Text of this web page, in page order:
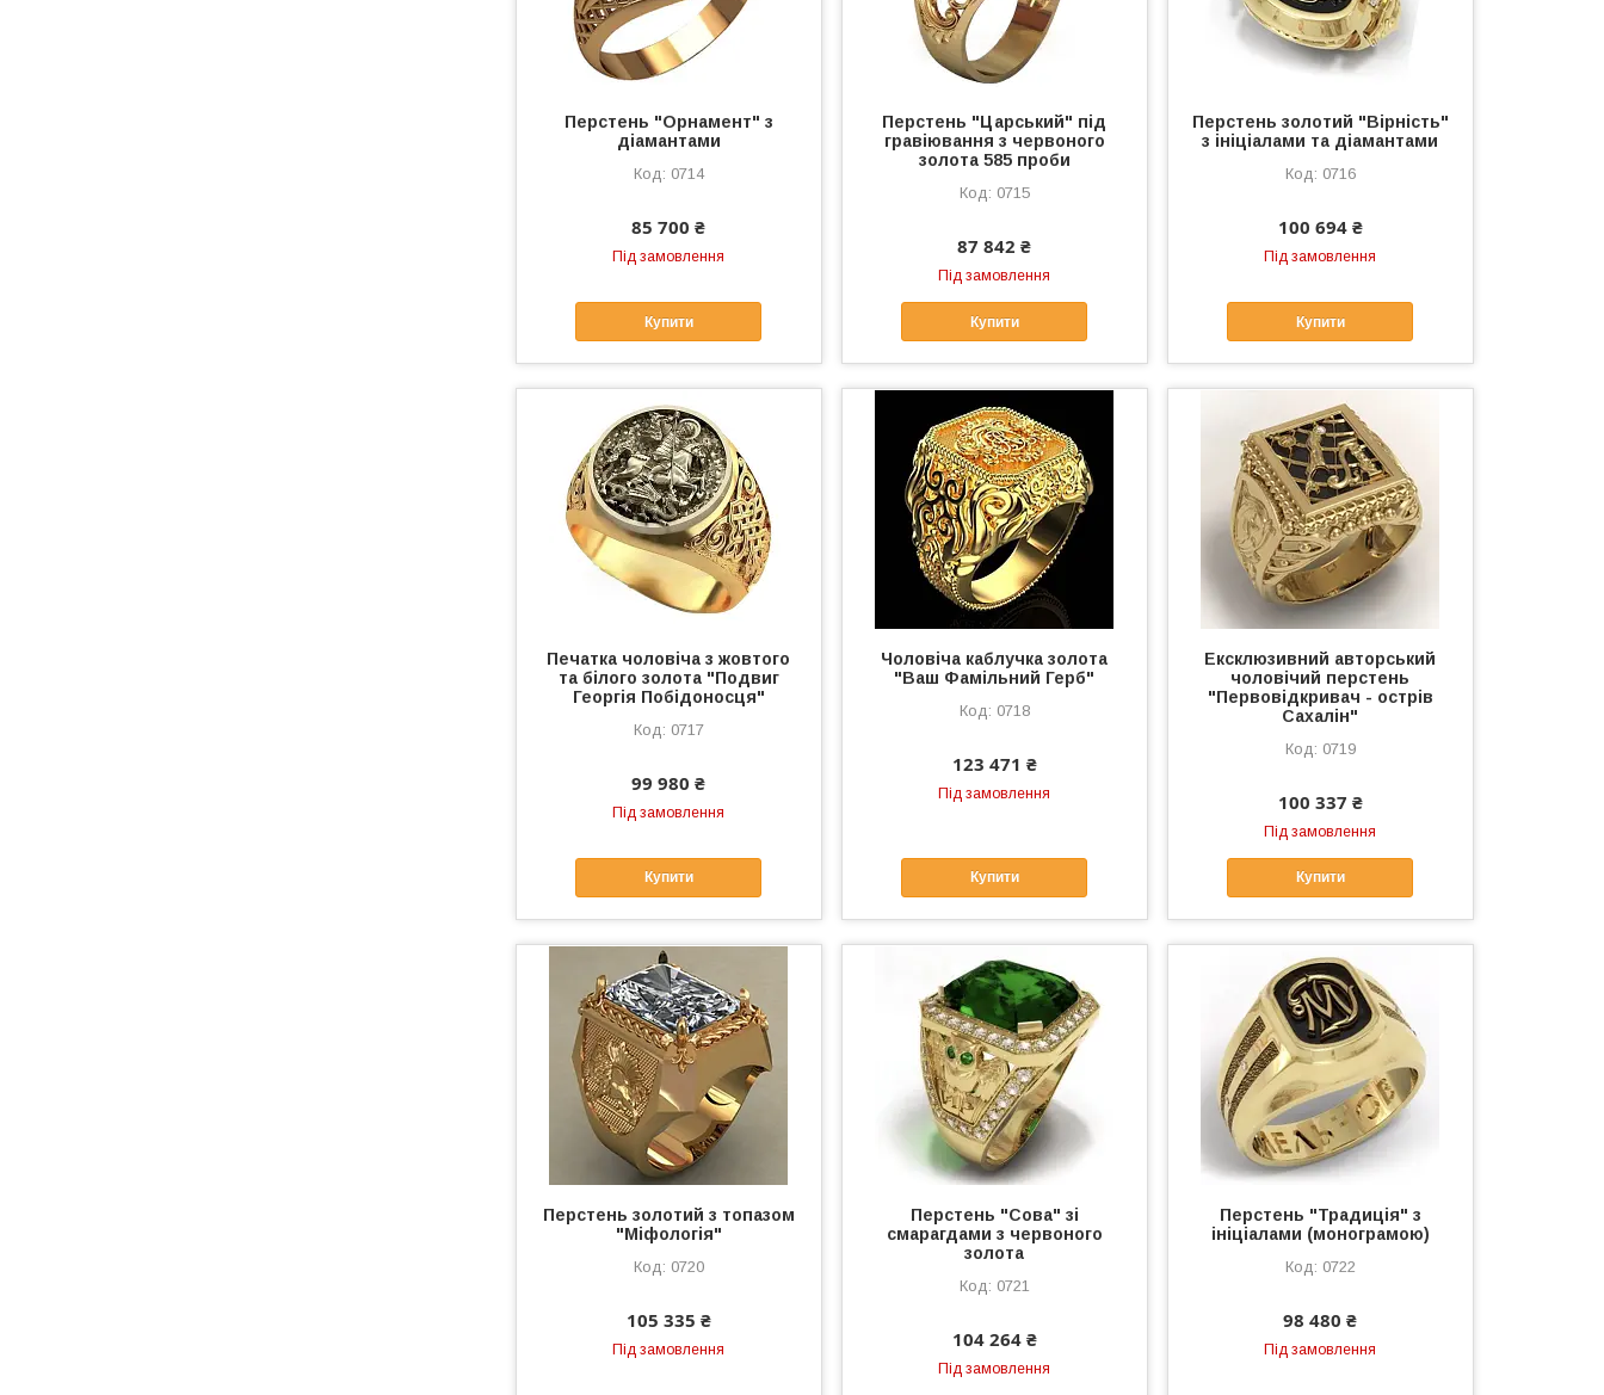
Перстень "Орнамент" з
діамантами
0714
85 700 ₴
Під замовлення
Купити
Перстень "Царський" під
гравіювання з червоного
золота 585 проби
0715
87 842 ₴
Під замовлення
Купити
Перстень золотий "Вірність"
з ініціалами та діамантами
0716
100 694 ₴
Під замовлення
Купити
Печатка чоловіча з жовтого
та білого золота "Подвиг
Георгія Побідоносця"
0717
99 980 ₴
Під замовлення
Купити
Чоловіча каблучка золота
"Ваш Фамільний Герб"
0718
123 471 ₴
Під замовлення
Купити
Ексклюзивний авторський
чоловічий перстень
"Первовідкривач - острів
Сахалін"
0719
100 337 ₴
Під замовлення
Купити
Перстень золотий з топазом
"Міфологія"
0720
105 335 ₴
Під замовлення
Перстень "Сова" зі
смарагдами з червоного
золота
0721
104 264 ₴
Під замовлення
Перстень "Традиція" з
ініціалами (монограмою)
0722
98 480 ₴
Під замовлення